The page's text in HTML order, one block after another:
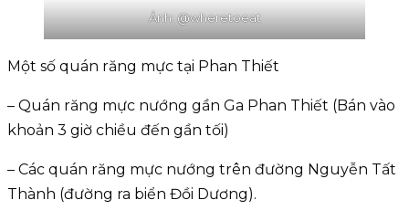
Ảnh: @wheretoeat
Một số quán răng mực tại Phan Thiết
– Quán răng mực nướng gần Ga Phan Thiết (Bán vào
khoản 3 giờ chiều đến gần tối)
– Các quán răng mực nướng trên đường Nguyễn Tất
Thành (đường ra biển Đồi Dương).